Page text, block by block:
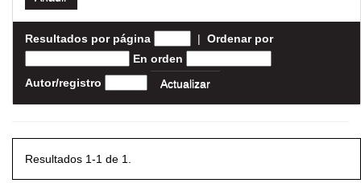
Resultados por página | Ordenar por
En orden
Autor/registro
Resultados 1-1 de 1.